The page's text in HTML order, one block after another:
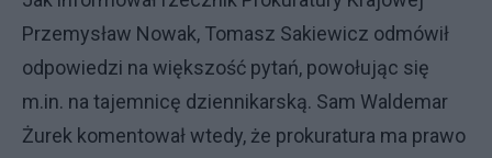
Przemysław Nowak, Tomasz Sakiewicz odmówił
odpowiedzi na większość pytań, powołując się
m.in. na tajemnicę dziennikarską. Sam Waldemar
Żurek komentował wtedy, że prokuratura ma prawo